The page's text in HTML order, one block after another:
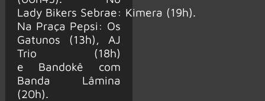
Lady Bikers Sebrae: Kimera (19h).
Na Praça Pepsi: Os
Gatunos (13h), AJ
Trio (18h)
e Bandokê com
Banda Lâmina
(20h).